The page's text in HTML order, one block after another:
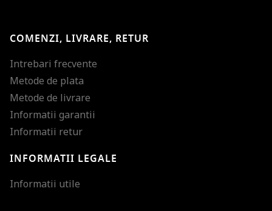
COMENZI, LIVRARE, RETUR
Intrebari frecvente
Metode de plata
Metode de livrare
Informatii garantii
Informatii retur
INFORMATII LEGALE
Informatii utile